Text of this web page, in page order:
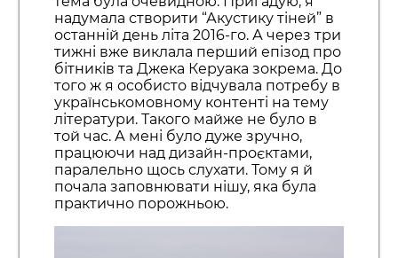
надумала створити “Акустику тіней” в
останній день літа 2016-го. А через три
тижні вже виклала перший епізод про
бітників та Джека Керуака зокрема. До
того ж я особисто відчувала потребу в
українськомовному контенті на тему
літератури. Такого майже не було в
той час. А мені було дуже зручно,
працюючи над дизайн-проєктами,
паралельно щось слухати. Тому я й
почала заповнювати нішу, яка була
практично порожньою.